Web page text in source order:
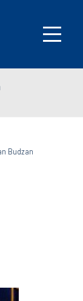
Budzan